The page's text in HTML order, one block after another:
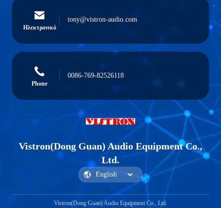
Ηλεκτρονικό
tony@vistron-audio.com
Phone
0086-769-82526118
Vistron(Dong Guan) Audio Equipment Co.,
Ltd.
Vistron(Dong Guan) Audio Equipment Co., Ltd.